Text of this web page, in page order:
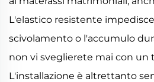
L'elastico resistente
scivolamento o l'accumulo
non vi sveglierete mai con un
L'installazione è altrettanto